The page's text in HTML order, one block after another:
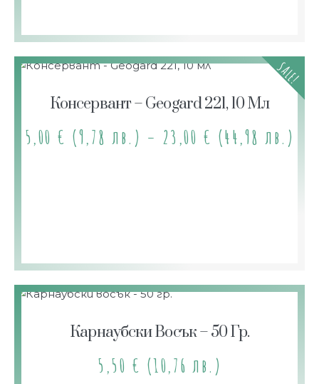
SALE!
Консервант – Geogard 221, 10 Мл
5,00 € (9,78 лв.) – 23,00 € (44,98 лв.)
Карнаубски Восък – 50 Гр.
5,50 € (10,76 лв.)